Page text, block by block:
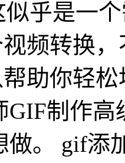
乎是一
频转换
助你轻
GIF制作
做。 gif添